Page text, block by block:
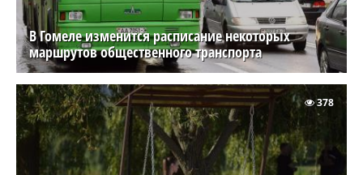
В Гомеле изменится расписание некоторых
маршрутов общественного транспорта
378